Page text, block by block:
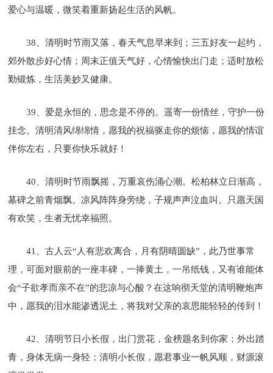
爱心与温暖，微笑着重新扬起生活的风帆。
38、清明时节雨又落，春天气息早来到；三五好友一起约，
郊外散步好心情；周末正值天气好，心情愉快出门走；适时放松
勤锻炼，生活美妙又健康。
39、爱是永恒的，思念是不停的。遥寄一份情丝，守护一份
挂念。清明清风绵绵情，愿我的祝福驱走你的烦恼，愿我的情谊
伴你左右，只要你快乐就好！
40、清明时节雨飘摇，万重哀伤涌心潮。松柏林立日渐高，
墓碑之前青烟飘。凉风阵阵身旁绕，子规声声泣血叫。只愿天国
有欢笑，生者无忧幸福照。
41、古人云“人有悲欢离合，月有阴晴圆缺”，此乃世事常
理，可面对眼前的一座丰碑，一捧黄土，一吊纸钱，又有谁能体
会“子欲孝而亲不在”的悲凉与心酸？在这响彻天堂的清明鞭炮声
中，愿我的泪水能渗透泥土，将我对父亲的哀思能轻轻的传到！
42、清明节日小长假，出门赏花，金榜题名到你家；外出踏
青，身体无病一身轻；清明小长假，愿君事业一帆风顺，财源滚